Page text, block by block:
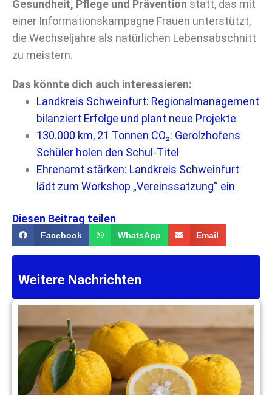
Gesundheit, Pflege und Prävention statt, das mit
einer Informationskampagne Frauen unterstützt,
die Wechseljahre als natürlichen Lebensabschnitt
zu meistern.
Das könnte dich auch interessieren:
Landkreis Schweinfurt: Regionalmanagement
bilanziert Erfolge und plant neue Projekte
130.000 km, 21 Tonnen CO₂: Gerolzhofens
Schüler holen den Schul-Titel
Ehrenamt stärken: Landkreis Schweinfurt
lädt zum Workshop „Vereinssatzung“ ein
Diesen Beitrag teilen
Facebook WhatsApp Email
Weitere Nachrichten